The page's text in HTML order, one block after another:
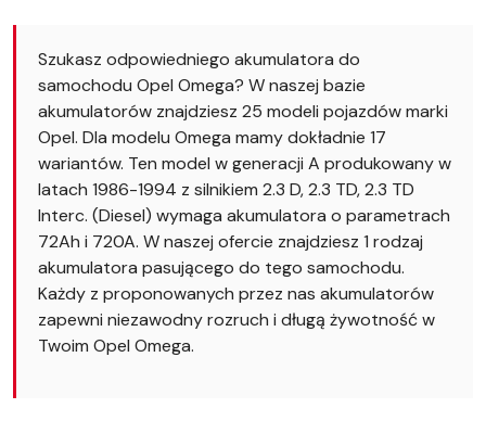
Szukasz odpowiedniego akumulatora do
samochodu Opel Omega? W naszej bazie
akumulatorów znajdziesz 25 modeli pojazdów marki
Opel. Dla modelu Omega mamy dokładnie 17
wariantów. Ten model w generacji A produkowany w
latach 1986-1994 z silnikiem 2.3 D, 2.3 TD, 2.3 TD
Interc. (Diesel) wymaga akumulatora o parametrach
72Ah i 720A. W naszej ofercie znajdziesz 1 rodzaj
akumulatora pasującego do tego samochodu.
Każdy z proponowanych przez nas akumulatorów
zapewni niezawodny rozruch i długą żywotność w
Twoim Opel Omega.